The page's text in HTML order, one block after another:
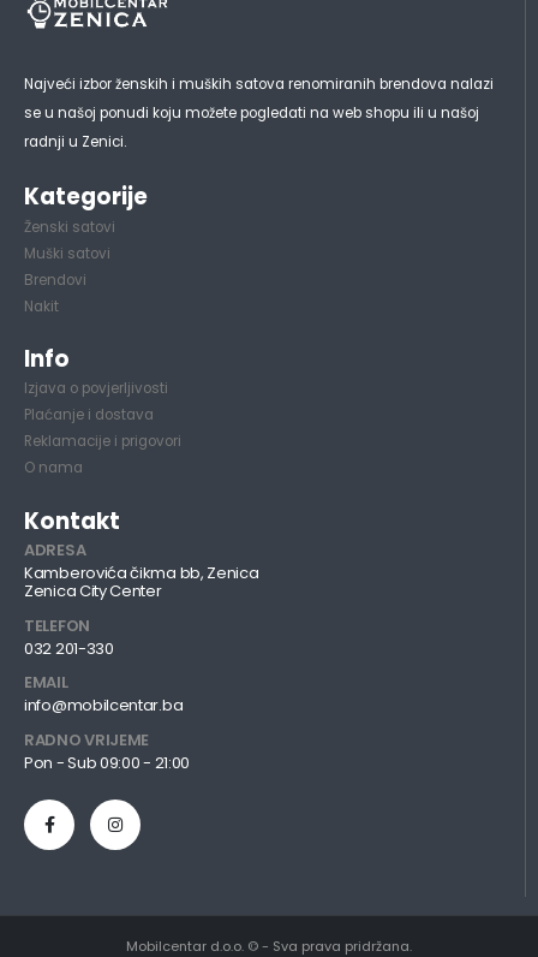
Najveći izbor ženskih i muških satova renomiranih brendova nalazi
se u našoj ponudi koju možete pogledati na web shopu ili u našoj
radnji u Zenici.
Kategorije
Ženski satovi
Muški satovi
Brendovi
Nakit
Info
Izjava o povjerljivosti
Plaćanje i dostava
Reklamacije i prigovori
O nama
Kontakt
ADRESA
Kamberovića čikma bb, Zenica
Zenica City Center
TELEFON
032 201-330
EMAIL
info@mobilcentar.ba
RADNO VRIJEME
Pon - Sub 09:00 - 21:00
Mobilcentar d.o.o. © - Sva prava pridržana.